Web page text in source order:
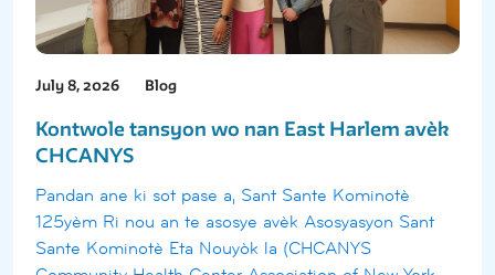
July 8, 2026 Blog
Kontwole tansyon wo nan East Harlem avèk
CHCANYS
Pandan ane ki sot pase a, Sant Sante Kominotè
125yèm Ri nou an te asosye avèk Asosyasyon Sant
Sante Kominotè Eta Nouyòk la (CHCANYS